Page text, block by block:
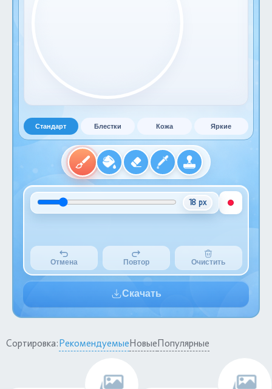
Стандарт Блестки Кожа Яркие
18 px
Отмена Повтор Очистить
Скачать
Сортировка:РекомендуемыеНовыеПопулярные